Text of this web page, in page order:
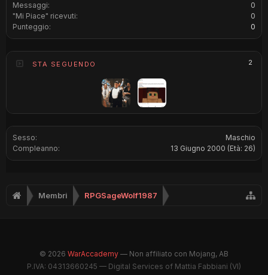
Messaggi:
0
"Mi Piace" ricevuti:
0
Punteggio:
0
STA SEGUENDO 2
Sesso:
Maschio
Compleanno:
13 Giugno 2000 (Età: 26)
Membri RPGSageWolf1987
© 2026 WarAccademy — Non affiliato con Mojang, AB
P.IVA: 04313660245 — Digital Services of Mattia Fabbiani (VI)